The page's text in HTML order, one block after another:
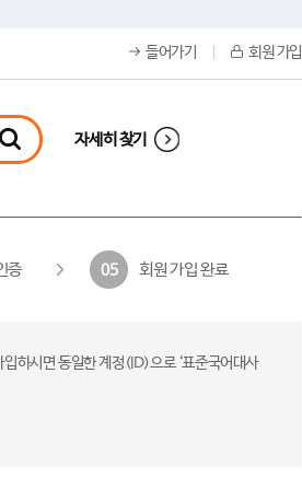
들어가기 회원 가입
자세히 찾기
증 05 회원 가입 완료
하시면 동일한 계정(ID)으로 ‘표준국어대사